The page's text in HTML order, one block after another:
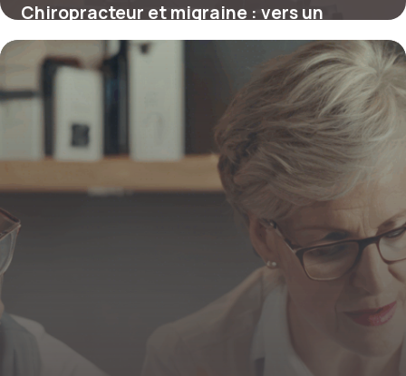
Chiropracteur et migraine : vers un
soulagement durable sans médicaments
4 juillet 2025